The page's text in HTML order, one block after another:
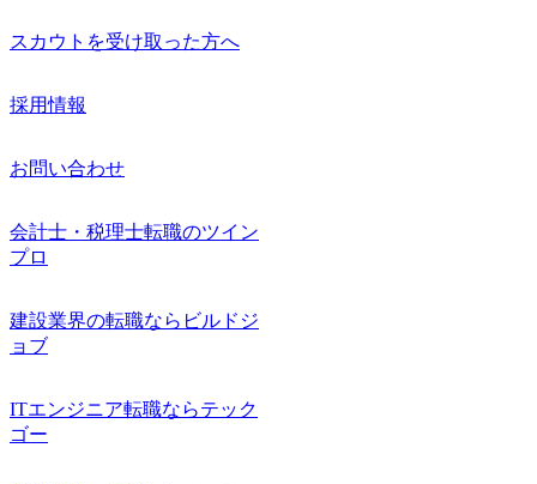
スカウトを受け取った方へ
採用情報
お問い合わせ
会計士・税理士転職のツイン
プロ
建設業界の転職ならビルドジ
ョブ
ITエンジニア転職ならテック
ゴー